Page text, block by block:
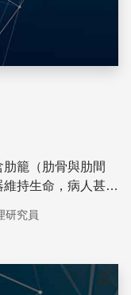
籠（肋骨與肋間
持生命，病人甚至
研究員
儲存